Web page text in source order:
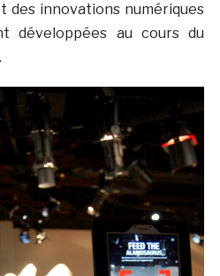
des innovations numériques
développées au cours du